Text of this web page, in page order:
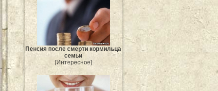
Пенсия после смерти кормильца
семьи
[Интересное]